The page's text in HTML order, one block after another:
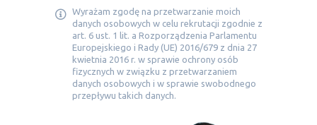
Wyrażam zgodę na przetwarzanie moich
danych osobowych w celu rekrutacji zgodnie z
art. 6 ust. 1 lit. a Rozporządzenia Parlamentu
Europejskiego i Rady (UE) 2016/679 z dnia 27
kwietnia 2016 r. w sprawie ochrony osób
fizycznych w związku z przetwarzaniem
danych osobowych i w sprawie swobodnego
przepływu takich danych.